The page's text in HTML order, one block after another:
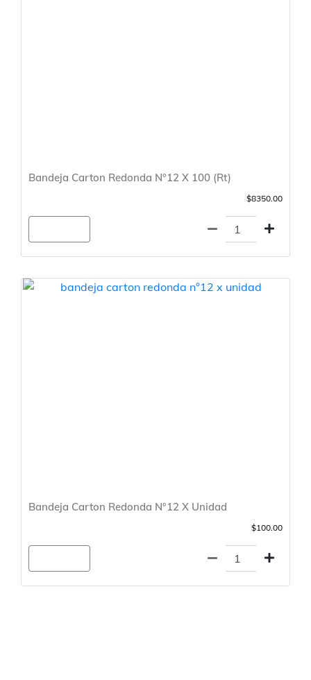
Bandeja Carton Redonda N°12 X 100 (Rt)
$8350.00
Bandeja Carton Redonda N°12 X Unidad
$100.00